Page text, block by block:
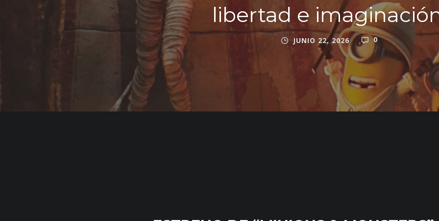
libertad e
JUNIO 22, 2026 0